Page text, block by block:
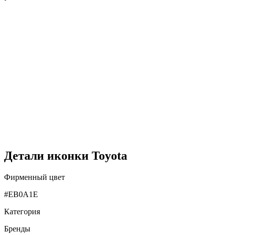
Детали иконки Toyota
Фирменный цвет
#EB0A1E
Категория
Бренды